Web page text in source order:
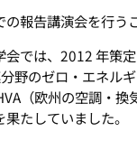
報告講演会を行う
会では、2012 年策
野のゼロ・エネル
（欧州の空調・
たしていました。